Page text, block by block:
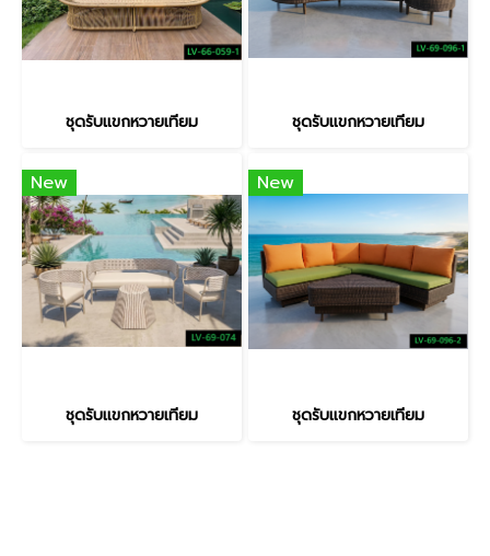
ชุดรับแขกหวายเทียม ชุดรับแขกหวายเทียม
New
ชุดรับแขกหวายเทียม
New
ชุดรับแขกหวายเทียม